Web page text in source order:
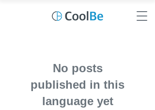
No posts
published in this
language yet